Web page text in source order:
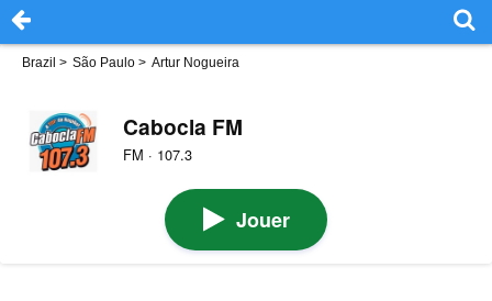
Brazil > São Paulo > Artur Nogueira
Cabocla FM
FM · 107.3
Jouer